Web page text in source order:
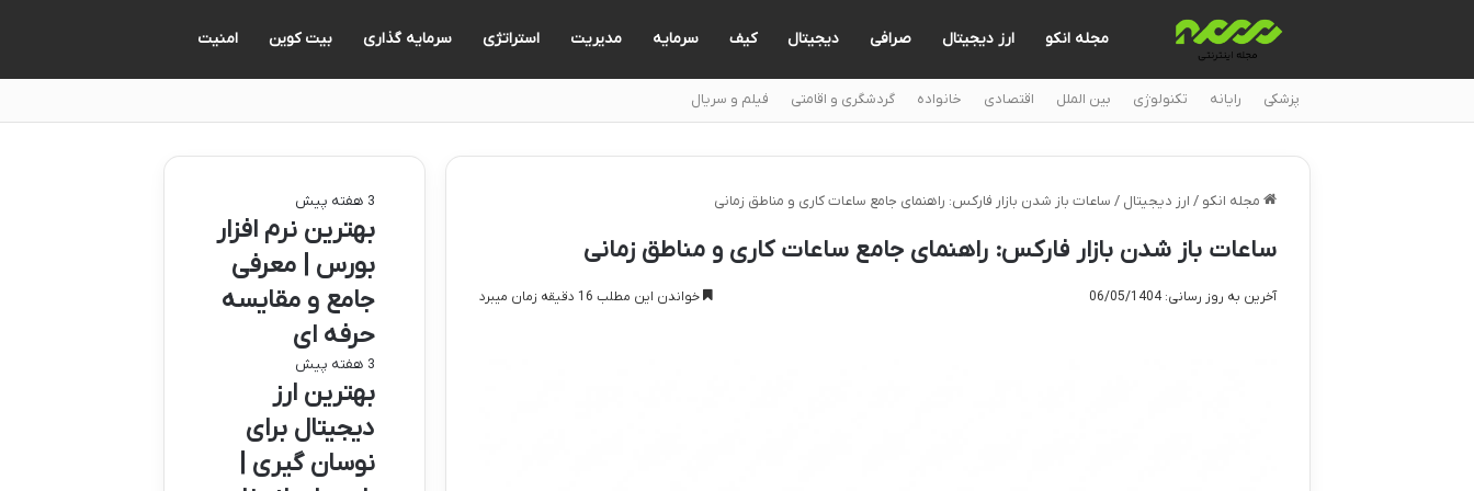
مجله انکو ارز دیجیتال صرافی دیجیتال کیف سرمایه مدیریت استراتژی سرمایه گذاری بیت کوین امنیت
پزشکی رایانه تکنولوژی بین الملل اقتصادی خانواده گردشگری و اقامتی فیلم و سریال
مجله انکو / ارز دیجیتال / ساعات باز شدن بازار فارکس: راهنمای جامع ساعات کاری و مناطق زمانی
ساعات باز شدن بازار فارکس: راهنمای جامع ساعات کاری و مناطق زمانی
آخرین به روز رسانی: 06/05/1404 خواندن این مطلب 16 دقیقه زمان میبرد
3 هفته پیش
بهترین نرم افزار
بورس | معرفی
جامع و مقایسه
حرفه ای
3 هفته پیش
بهترین ارز
دیجیتال برای
نوسان گیری |